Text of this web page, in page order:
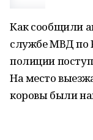
Как сообщили
службе МВД по
полиции
На место
коровы были